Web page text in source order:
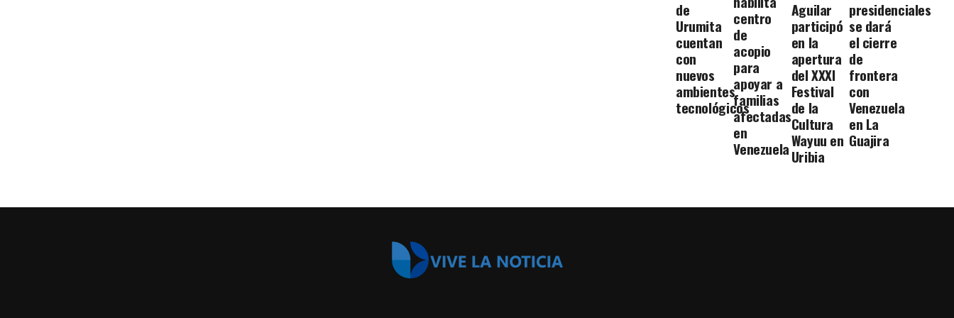
de
Urumita
cuentan
con
nuevos
ambientes
tecnológicos
centro
de
acopio
para
apoyar a
familias
afectadas
en
Venezuela
Aguilar
participó
en la
apertura
del XXXI
Festival
de la
Cultura
Wayuu en
Uribia
presidenciales
se dará
el cierre
de
frontera
con
Venezuela
en La
Guajira